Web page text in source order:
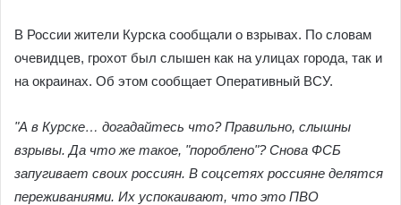
В России жители Курска сообщали о взрывах. По словам
очевидцев, грохот был слышен как на улицах города, так и
на окраинах. Об этом сообщает Оперативный ВСУ.
"А в Курске… догадайтесь что? Правильно, слышны
взрывы. Да что же такое, "пороблено"? Снова ФСБ
запугивает своих россиян. В соцсетях россияне делятся
переживаниями. Их успокаивают, что это ПВО